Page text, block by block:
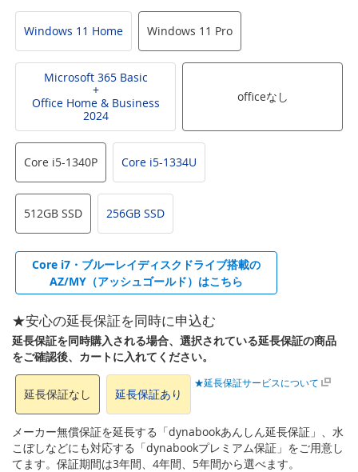
Windows 11 Home Windows 11 Pro
Microsoft 365 Basic
+
Office Home & Business
2024
officeなし
Core i5-1340P Core i5-1334U
512GB SSD 256GB SSD
Core i7・ブルーレイディスクドライブ搭載の
AZ/MY（アッシュゴールド）はこちら
★安心の延長保証を同時に申込む
延長保証を同時購入される場合、選択されている延長保証の商品
をご確認後、カートに入れてください。
延長保証なし 延長保証あり
★延長保証サービスについて
メーカー無償保証を延長する「dynabookあんしん延長保証」、水
こぼしなどにも対応する「dynabookプレミアム保証」をご用意し
てます。保証期間は3年間、4年間、5年間から選べます。